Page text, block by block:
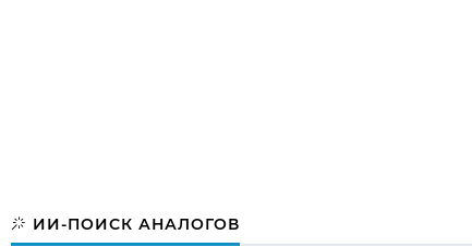
ИИ-ПОИСК АНАЛОГОВ